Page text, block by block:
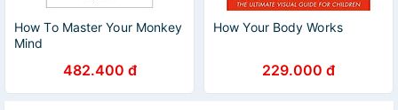
How To Master Your Monkey
Mind
482.400 đ
How Your Body Works
229.000 đ